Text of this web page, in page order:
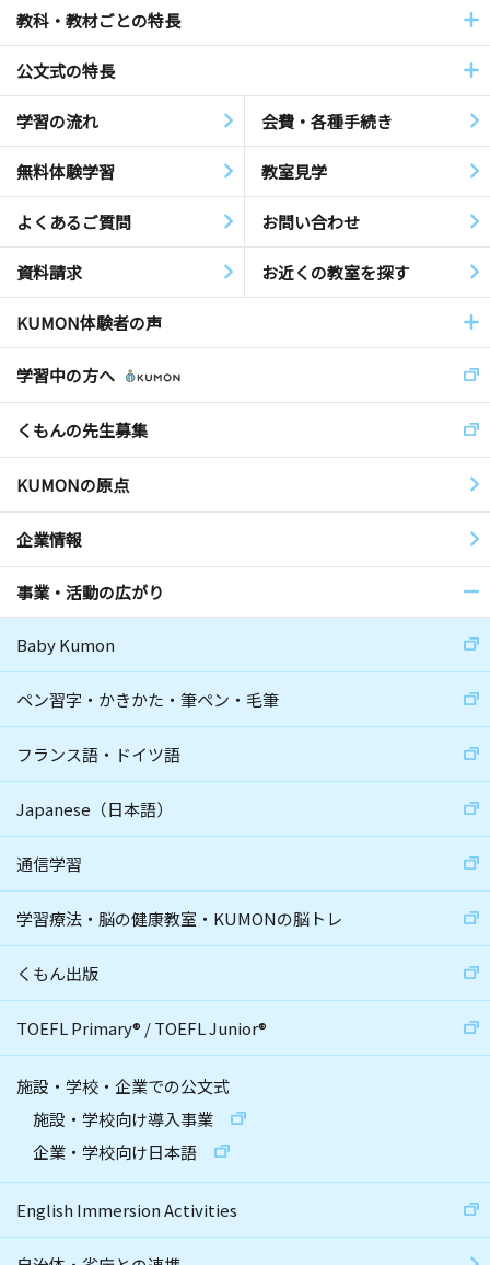
教科・教材ごとの特長
公文式の特長
学習の流れ 会費・各種手続き
無料体験学習 教室見学
よくあるご質問 お問い合わせ
資料請求 お近くの教室を探す
KUMON体験者の声
学習中の方へ
くもんの先生募集
KUMONの原点
企業情報
事業・活動の広がり
Baby Kumon
ペン習字・かきかた・筆ペン・毛筆
フランス語・ドイツ語
Japanese（日本語）
通信学習
学習療法・脳の健康教室・KUMONの脳トレ
くもん出版
TOEFL Primary® /TOEFL Junior®
施設・学校・企業での公文式
施設・学校向け導入事業
企業・学校向け日本語
English Immersion Activities